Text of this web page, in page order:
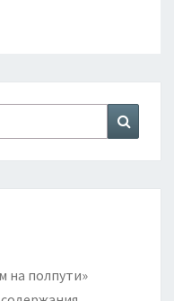
на полпути»